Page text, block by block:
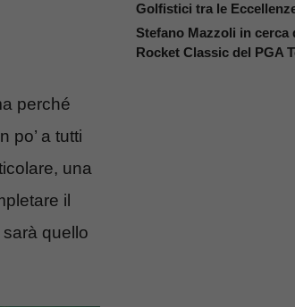
perché
po’ a tutti
una
il
quello
Golfistici tra le
Stefano Mazzoli in cerca
Rocket Classic del PGA